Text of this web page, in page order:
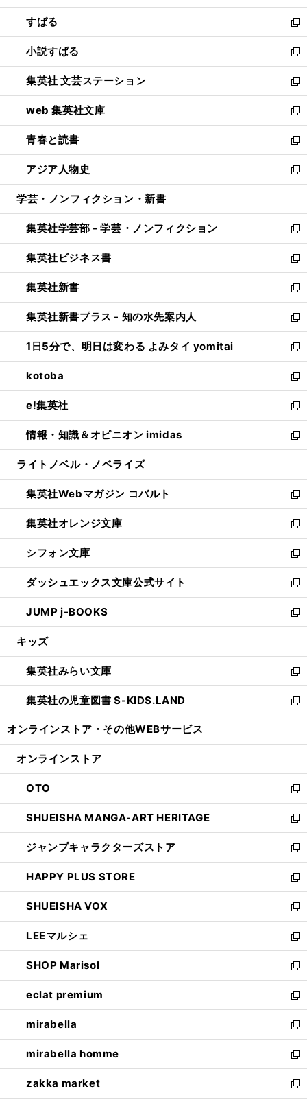
開
く
ウ
で
開
く
ン
ド
ウ
で
開
く
すばる
新
し
い
ウ
ィ
ン
ド
ウ
で
開
く
小説すばる
新
し
い
ウ
ィ
ン
ド
ウ
で
開
集英社 文芸ステーション
新
し
い
ウ
ィ
ン
ド
ウ
開
く
web 集英社文庫
新
し
い
ウ
ィ
ン
ウ
で
開
く
青春と読書
新
し
い
ウ
ン
ド
ウ
で
開
く
アジア人物史
新
し
ウ
ィ
ン
ド
ウ
で
開
く
学芸・ノンフィクション・新書
集英社学芸部 - 学芸・ノンフィクション
新
し
い
ウ
ィ
ン
ド
ウ
で
開
く
集英社ビジネス書
新
し
い
ウ
ィ
ン
ド
ウ
で
開
く
集英社新書
新
し
い
ウ
ィ
ン
ド
ウ
で
開
く
集英社新書プラス - 知の水先案内人
新
し
い
ウ
ィ
ン
ド
ウ
で
開
1日5分で、明日は変わる よみタイ yomitai
新
し
い
ウ
ィ
ン
ド
ウ
開
く
kotoba
新
し
い
ウ
ィ
ン
ウ
で
開
く
e!集英社
新
し
い
ウ
ン
ド
ウ
で
開
く
情報・知識＆オピニオン imidas
新
し
ウ
ィ
ン
ド
ウ
で
開
く
ライトノベル・ノベライズ
集英社Webマガジン コバルト
新
し
い
ウ
ィ
ン
ド
ウ
で
開
集英社オレンジ文庫
新
し
い
ウ
ィ
ン
ド
ウ
開
く
シフォン文庫
新
し
い
ウ
ィ
ン
ウ
で
開
く
ダッシュエックス文庫公式サイト
新
し
い
ウ
ン
ド
ウ
で
JUMP j-BOOKS
新
し
ウ
ィ
ン
ド
開
キッズ
集英社みらい文庫
新
し
い
ン
ウ
で
開
く
集英社の児童図書 S-KIDS.LAND
新
ウ
ン
ド
ウ
で
開
く
オンラインストア・ その他WEBサービス
オンラインストア
OTO
新
し
い
ウ
ィ
ン
ド
ウ
で
開
く
SHUEISHA MANGA-ART HERITAGE
新
し
い
ウ
ィ
ン
ド
ウ
で
開
く
ジャンプキャラクターズストア
新
し
い
ウ
ィ
ン
ド
ウ
で
開
く
HAPPY PLUS STORE
新
し
い
ウ
ィ
ン
ド
ウ
で
開
く
SHUEISHA VOX
新
し
い
ウ
ィ
ン
ド
ウ
で
開
く
LEEマルシェ
新
し
い
ウ
ィ
ン
ド
ウ
で
開
く
SHOP Marisol
新
し
い
ウ
ィ
ン
ド
ウ
で
開
eclat premium
新
し
い
ウ
ィ
ン
ド
ウ
mirabella
新
し
い
ウ
ィ
ン
mirabella homme
新
し
い
zakka market
新